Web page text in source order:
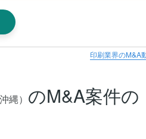
印刷業界のM&A
縄） のM&A案件の